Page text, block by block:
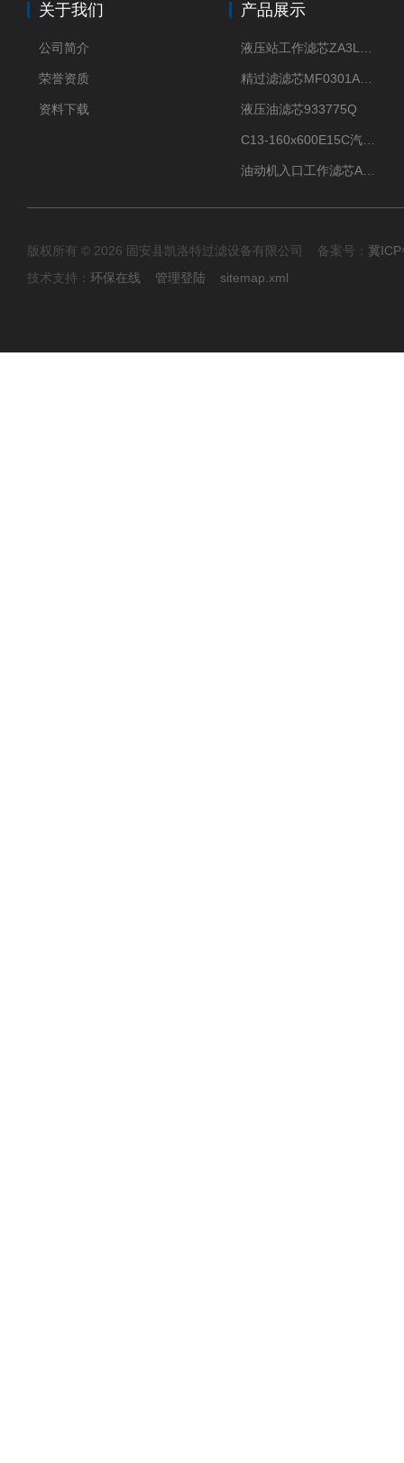
关于我们
公司简介
荣誉资质
资料下载
产品展示
液压油滤芯933775Q
版权所有 © 2026 固安县凯洛特过滤设备有限公司 备案号： 冀
技术支持： 环保在线 管理登陆 sitemap.xml